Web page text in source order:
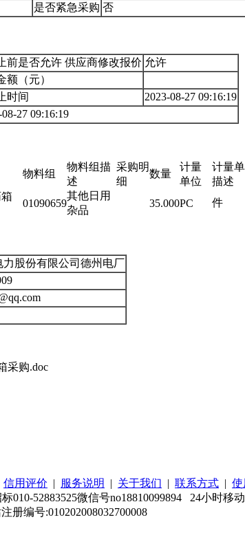
是否紧急采购 否
前是否允许 供应商修改报价 允许
额（元）
时间
2023-08-27 09:16:19
27 09:16:19
物料组
物料组描
述
采购明
细
数量
计量
单位
计量
描述
01090659
其他日用
杂品
35.000PC 件
力股份有限公司德州电厂
采购.doc
信用评价 | 服务说明 | 关于我们 | 联系方式 | 使
010-52883525微信号no18810099894 24小时移
册编号:010202008032700008